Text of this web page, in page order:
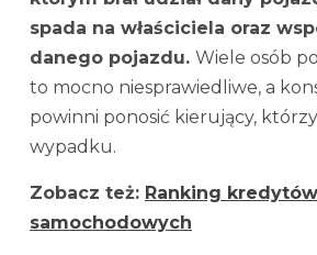
spada na właściciela oraz
danego pojazdu. Wiele osób
to mocno niesprawiedliwe, a
powinni ponosić kierujący,
wypadku.
Zobacz też: Ranking kredytów
samochodowych